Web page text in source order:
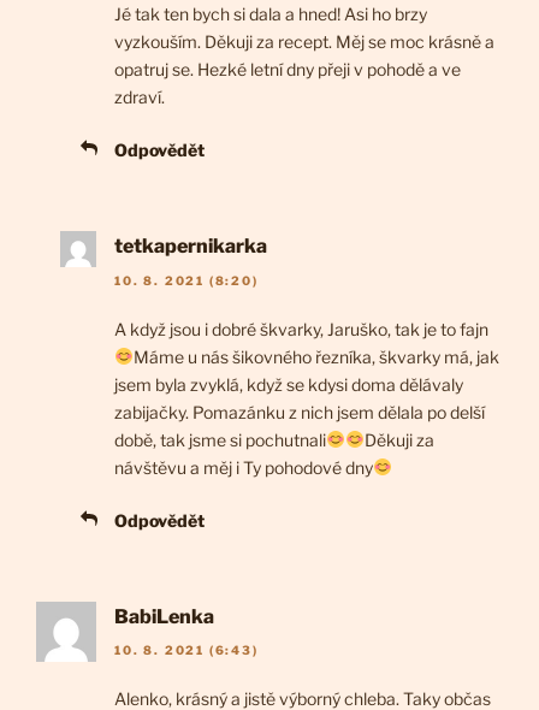
Jé tak ten bych si dala a hned! Asi ho brzy
vyzkouším. Děkuji za recept. Měj se moc krásně a
opatruj se. Hezké letní dny přeji v pohodě a ve
zdraví.
Odpovědět
tetkapernikarka
10. 8. 2021 (8:20)
A když jsou i dobré škvarky, Jaruško, tak je to fajn
Máme u nás šikovného řezníka, škvarky má, jak
jsem byla zvyklá, když se kdysi doma dělávaly
zabijačky. Pomazánku z nich jsem dělala po delší
době, tak jsme si pochutnali
Děkuji za
návštěvu a měj i Ty pohodové dny
Odpovědět
BabiLenka
10. 8. 2021 (6:43)
Alenko, krásný a jistě výborný chleba. Taky občas